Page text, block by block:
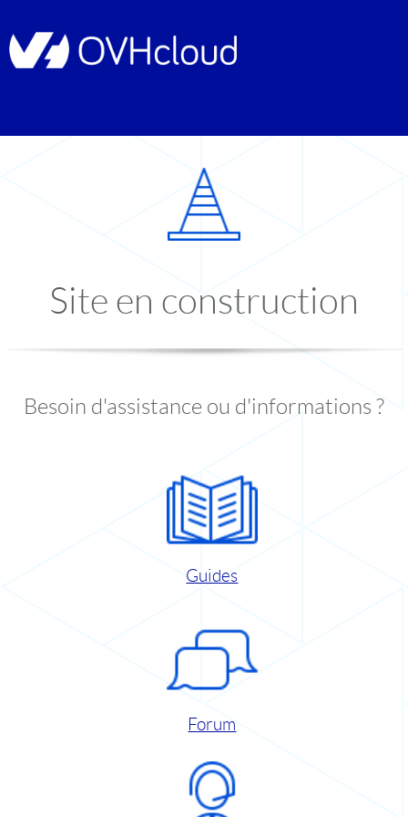
Site en construction
Besoin d'assistance ou d'informations ?
Guides
Forum